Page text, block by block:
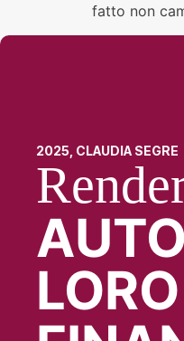
fatto non
2025, CLAUDIA SEGRE
LORO